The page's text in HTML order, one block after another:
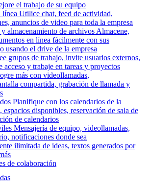
el trabajo de su equipo
línea Utilice chat, feed de actividad,
anuncios de video para toda la empresa
almacenamiento de archivos Almacene,
en línea fácilmente con sus
usando el drive de la empresa
grupos de trabajo, invite usuarios externos,
acceso y trabaje en tareas y proyectos
más con videollamadas,
compartida, grabación de llamada y
Planifique con los calendarios de la
espacios disponibles, reservación de sala de
de calendarios
Mensajería de equipo, videollamadas,
notificaciones donde sea
ilimitada de ideas, textos generados por
de colaboración